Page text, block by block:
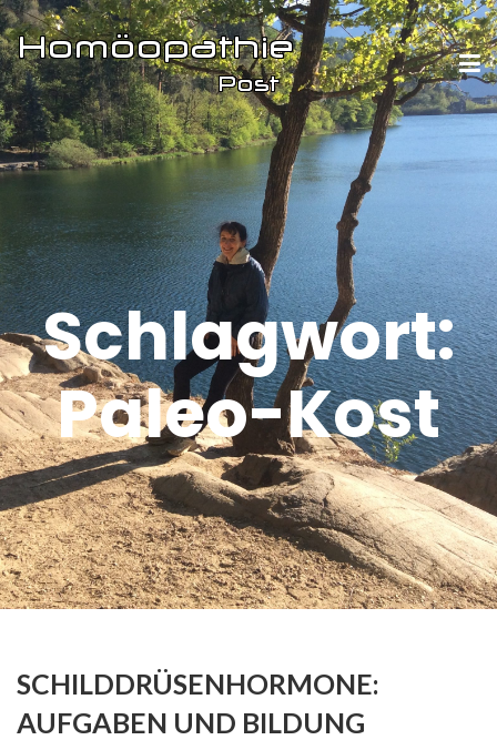
Schlagwort:
Paleo-Kost
SCHILDDRÜSENHORMONE:
AUFGABEN UND BILDUNG